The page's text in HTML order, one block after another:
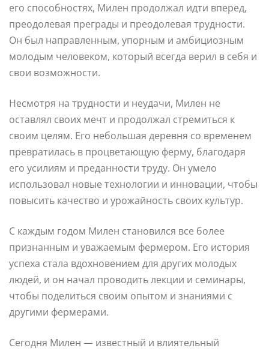
его способностях, Милен продолжал идти вперед,
преодолевая преграды и преодолевая трудности.
Он был направленным, упорным и амбициозным
молодым человеком, который всегда верил в себя и
свои возможности.
Несмотря на трудности и неудачи, Милен не
оставлял своих мечт и продолжал стремиться к
своим целям. Его небольшая деревня со временем
превратилась в процветающую ферму, благодаря
его усилиям и преданности труду. Он умело
использовал новые технологии и инновации, чтобы
повысить качество и урожайность своих культур.
С каждым годом Милен становился все более
признанным и уважаемым фермером. Его история
успеха стала вдохновением для других молодых
людей, и он начал проводить лекции и семинары,
чтобы поделиться своим опытом и знаниями с
другими фермерами.
Сегодня Милен — известный и влиятельный